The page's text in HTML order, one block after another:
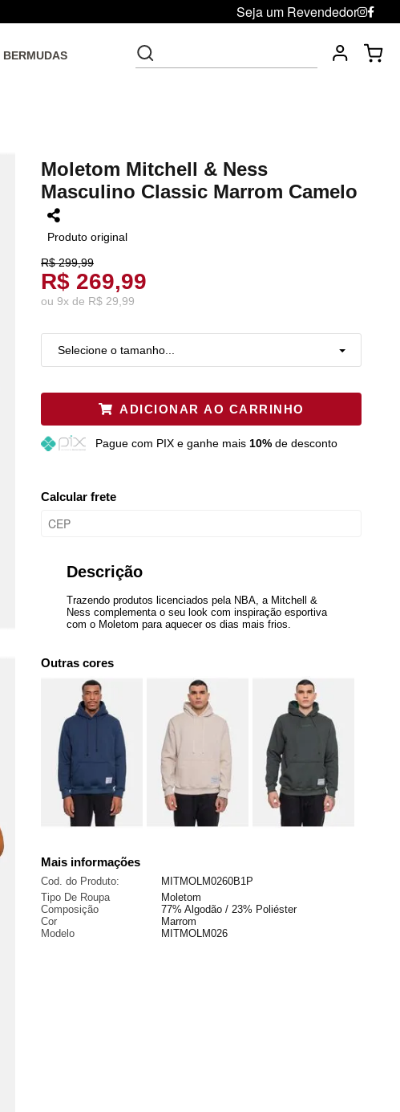
Seja um Revendedor
BERMUDAS
Moletom Mitchell & Ness
Masculino Classic Marrom Camelo
Produto original
R$ 299,99
R$ 269,99
ou 9x de R$ 29,99
Selecione o tamanho...
Esgotado
G Resta 1 item
ADICIONAR AO CARRINHO
Pague com PIX e ganhe mais 10%de desconto
Calcular frete
Descrição
Trazendo produtos licenciados pela NBA, a Mitchell &
Ness complementa o seu look com inspiração esportiva
com o Moletom para aquecer os dias mais frios.
Outras cores
Mais informações
Cod. do Produto:
MITMOLM0260B1P
Tipo De Roupa
Moletom
Composição
77% Algodão / 23% Poliéster
Cor
Marrom
Modelo
MITMOLM026